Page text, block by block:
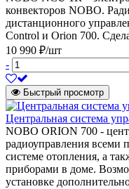
конвекторов NOBO.
дистанционного
Control и Orion 700.
10 990 ₽/шт
-
Быстрый просмотр
Центральная система
NOBO ORION 700 -
радиоуправления всеми
системе отопления, а
приборами в доме.
установке